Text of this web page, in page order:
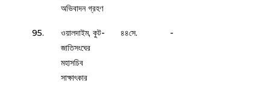
অভিবাদন গ্রহণ
95.
ওয়ালদাইম, কুট-
জাতিসংঘের
মহাসচিব
সাক্ষাৎকার
৪৪সে. -